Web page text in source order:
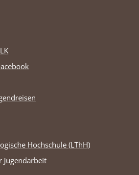
Hochschule (LThH)
Jugendarbeit